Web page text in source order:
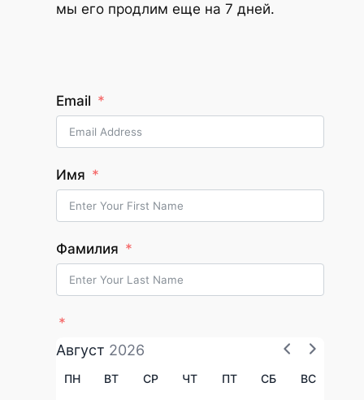
мы его продлим еще на 7 дней.
Email
Имя
Фамилия
Август 2026
ПН ВТ СР ЧТ ПТ СБ ВС